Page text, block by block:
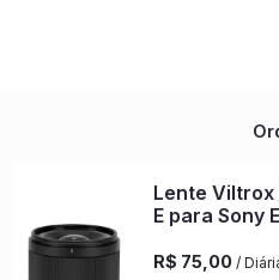
Lente Viltrox
E para Sony
R$ 75,00 /